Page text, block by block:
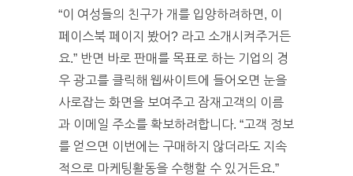
“이 여성들의 친구가 개를 입양하려하면, 이
페이스북 페이지 봤어? 라고 소개시켜주거든
요.” 반면 바로 판매를 목표로 하는 기업의 경
우 광고를 클릭해 웹싸이트에 들어오면 눈을
사로잡는 화면을 보여주고 잠재고객의 이름
과 이메일 주소를 확보하려합니다. “고객 정보
를 얻으면 이번에는 구매하지 않더라도 지속
적으로 마케팅활동을 수행할 수 있거든요.”